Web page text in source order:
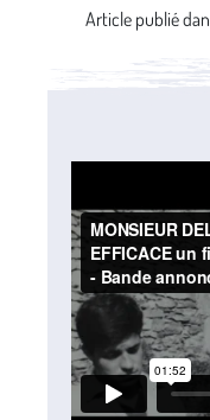
Article publié